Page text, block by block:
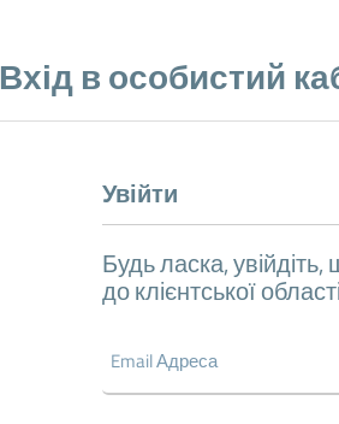
Вхід в особистий
Увійти
Будь ласка,
до клієнтської